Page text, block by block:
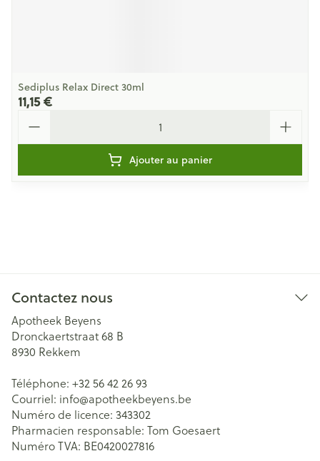
Sediplus Relax Direct 30ml
11,15 €
Ajouter au panier
Contactez nous
Apotheek Beyens
Dronckaertstraat 68 B
8930 Rekkem
Téléphone: +32 56 42 26 93
Courriel: info@apotheekbeyens.be
Numéro de licence: 343302
Pharmacien responsable: Tom Goesaert
Numéro TVA: BE0420027816